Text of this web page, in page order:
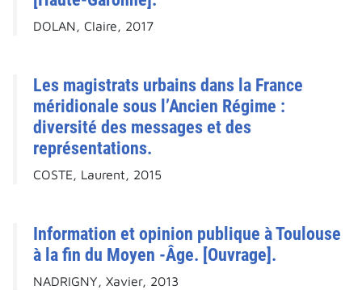
DOLAN, Claire, 2017
Les magistrats urbains dans la France
méridionale sous l’Ancien Régime :
diversité des messages et des
représentations.
COSTE, Laurent, 2015
Information et opinion publique à Toulouse
à la fin du Moyen -Âge. [Ouvrage].
NADRIGNY, Xavier, 2013